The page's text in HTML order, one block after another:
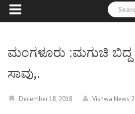
Search
for:
ಮಂಗಳೂರು :ಮಗುಚಿ ಬಿದ್ದ
ಸಾವು,.
December 18, 2018 Vishwa News